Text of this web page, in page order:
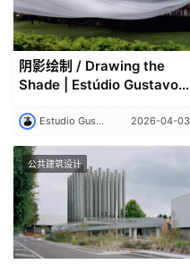
阴影绘制 / Drawing the
Shade | Estúdio Gustavo
Estudio Gustavo Utrabo 2026-04-03
公共建筑设计